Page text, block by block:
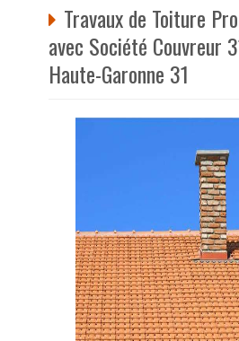
Travaux de Toiture
avec Société Couvreur
Haute-Garonne 31